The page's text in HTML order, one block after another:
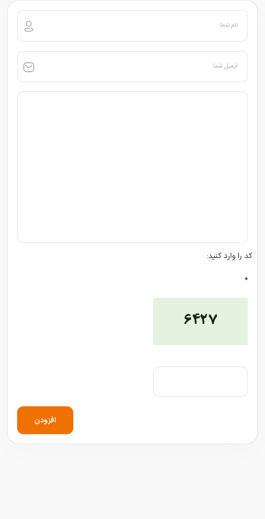
نام شما
ایمیل شما
کد را وارد کنید:
*
افزودن